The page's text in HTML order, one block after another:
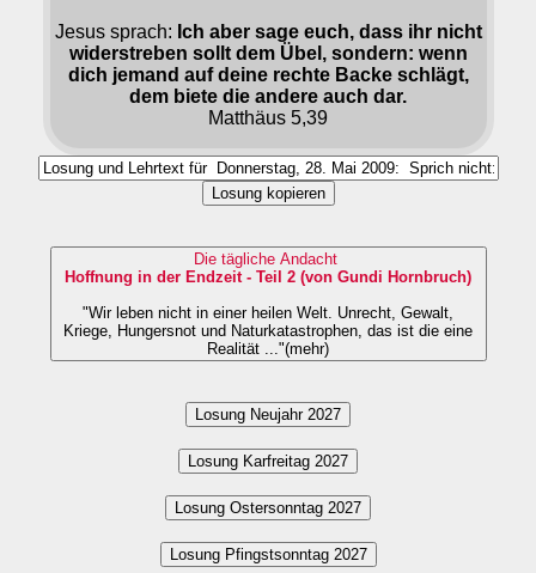
Jesus sprach: Ich aber sage euch, dass ihr nicht
widerstreben sollt dem Übel, sondern: wenn
dich jemand auf deine rechte Backe schlägt,
dem biete die andere auch dar.
Matthäus 5,39
Losung kopieren
Die tägliche Andacht
Hoffnung in der Endzeit - Teil 2 (von Gundi Hornbruch)
"Wir leben nicht in einer heilen Welt. Unrecht, Gewalt,
Kriege, Hungersnot und Naturkatastrophen, das ist die eine
Realität ..."(mehr)
Losung Neujahr 2027
Losung Karfreitag 2027
Losung Ostersonntag 2027
Losung Pfingstsonntag 2027